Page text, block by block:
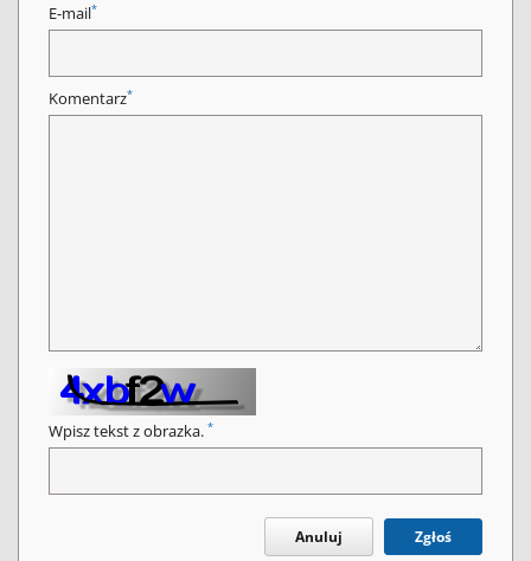
E-mail*
Komentarz*
Wpisz tekst z obrazka. *
Anuluj Zgłoś